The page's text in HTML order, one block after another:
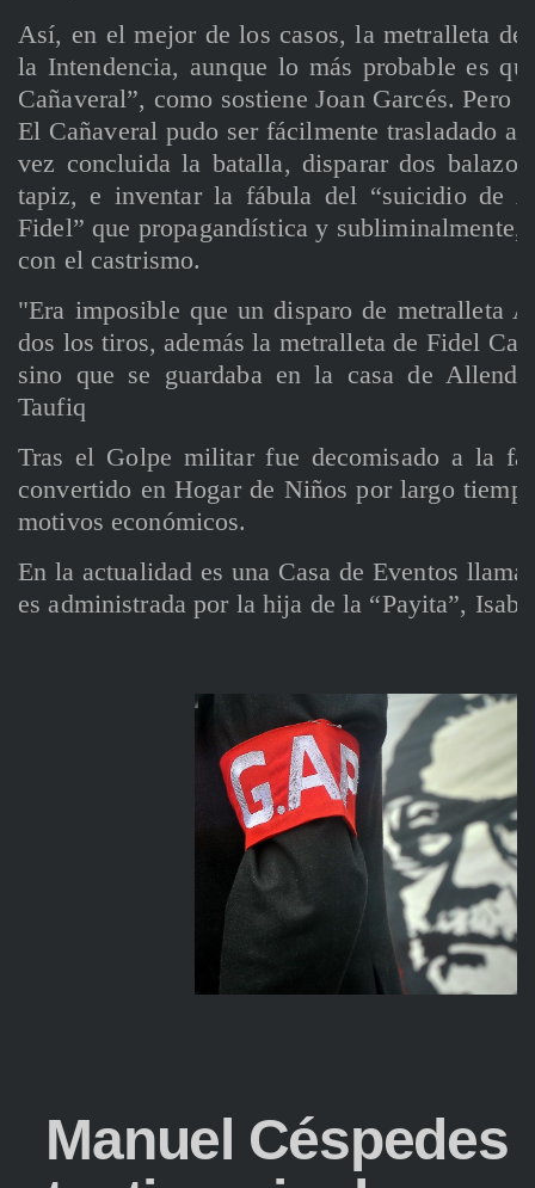
Así, en el mejor de los casos, la metralleta de
la Intendencia, aunque lo más probable es
Cañaveral”, como sostiene Joan Garcés. Pero
El Cañaveral pudo ser fácilmente trasladado
vez concluida la batalla, disparar dos
tapiz, e inventar la fábula del “suicidio de
Fidel” que propagandística y
con el castrismo.
"Era imposible que un disparo de metralleta
dos los tiros, además la metralleta de Fidel
sino que se guardaba en la casa de
Taufiq
Tras el Golpe militar fue decomisado a la
convertido en Hogar de Niños por largo
motivos económicos.
En la actualidad es una Casa de Eventos
es administrada por la hija de la “Payita”,
Manuel Céspedes